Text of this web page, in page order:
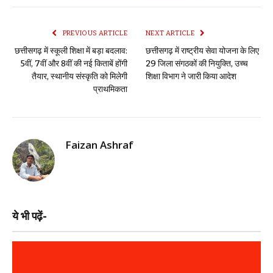
PREVIOUS ARTICLE
छत्तीसगढ़ में स्कूली शिक्षा में बड़ा बदलाव:
5वीं, 7वीं और 8वीं की नई किताबें होंगी
तैयार, स्थानीय संस्कृति को मिलेगी
प्राथमिकता
NEXT ARTICLE
छत्तीसगढ़ में राष्ट्रीय सेवा योजना के लिए
29 जिला संगठकों की नियुक्ति, उच्च
शिक्षा विभाग ने जारी किया आदेश
Faizan Ashraf
ये भी पढ़ें-